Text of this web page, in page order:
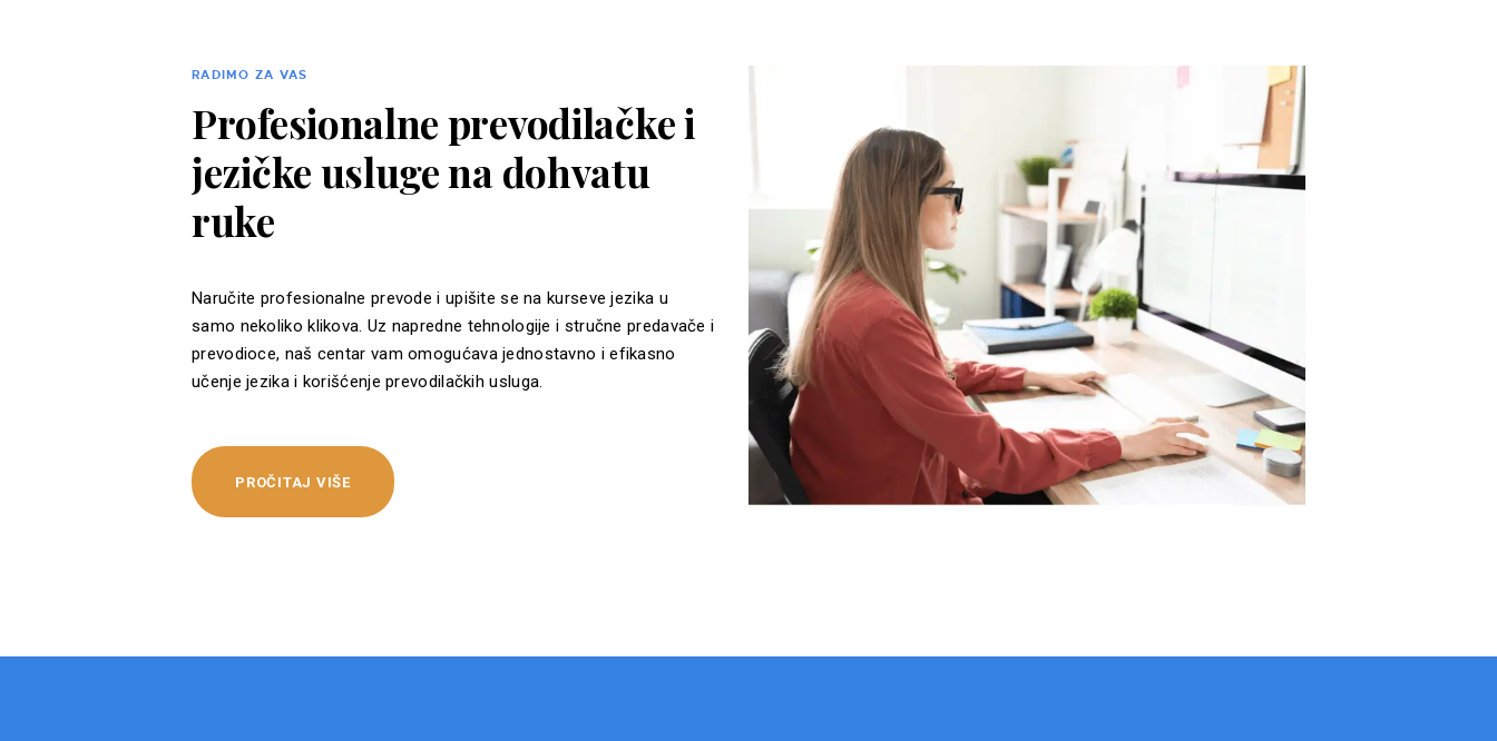
RADIMO ZA VAS
Profesionalne prevodilačke i
jezičke usluge na dohvatu
ruke
Naručite profesionalne prevode i upišite se na kurseve jezika u
samo nekoliko klikova. Uz napredne tehnologije i stručne predavače i
prevodioce, naš centar vam omogućava jednostavno i efikasno
učenje jezika i korišćenje prevodilačkih usluga.
PROČITAJ VIŠE